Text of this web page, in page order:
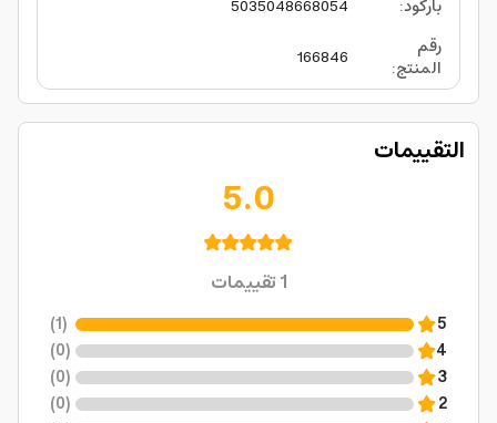
باركود:
5035048668054
رقم
المنتج:
166846
التقييمات
5.0
1تقييمات
5
(
1
)
4
(
0
)
3
(
0
)
2
(
0
)